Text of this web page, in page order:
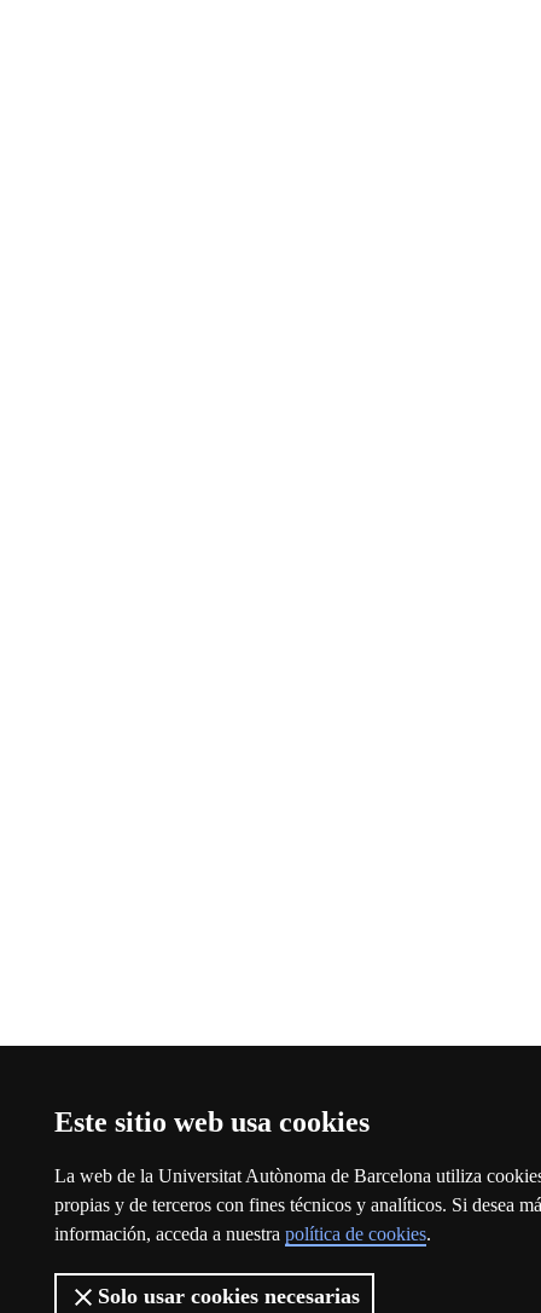
Este sitio web usa cookies
La web de la Universitat Autònoma de Barcelona utiliza
propias y de terceros con fines técnicos y analíticos. Si desea
información, acceda a nuestra política de cookies.
Solo usar cookies necesarias